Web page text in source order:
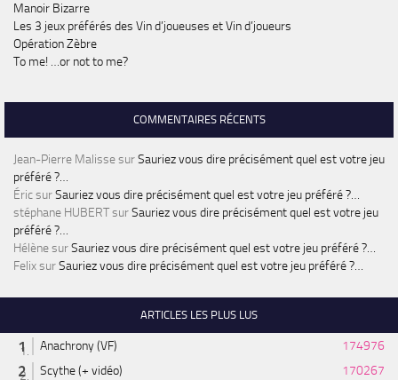
Manoir Bizarre
Les 3 jeux préférés des Vin d’joueuses et Vin d’joueurs
Opération Zèbre
To me! …or not to me?
COMMENTAIRES RÉCENTS
Jean-Pierre MalissesurSauriez vous dire précisément quel est votre jeu
préféré ?…
ÉricsurSauriez vous dire précisément quel est votre jeu préféré ?…
stéphane HUBERTsurSauriez vous dire précisément quel est votre jeu
préféré ?…
HélènesurSauriez vous dire précisément quel est votre jeu préféré ?…
FelixsurSauriez vous dire précisément quel est votre jeu préféré ?…
ARTICLES LES PLUS LUS
Anachrony (VF)
174976
Scythe (+ vidéo)
170267